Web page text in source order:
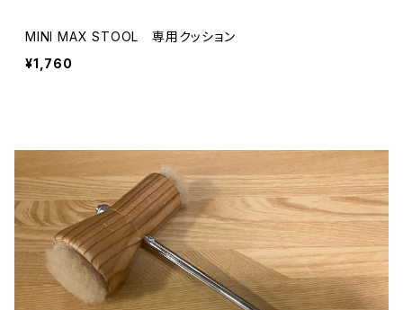
MINI MAX STOOL 専用クッション
¥1,760